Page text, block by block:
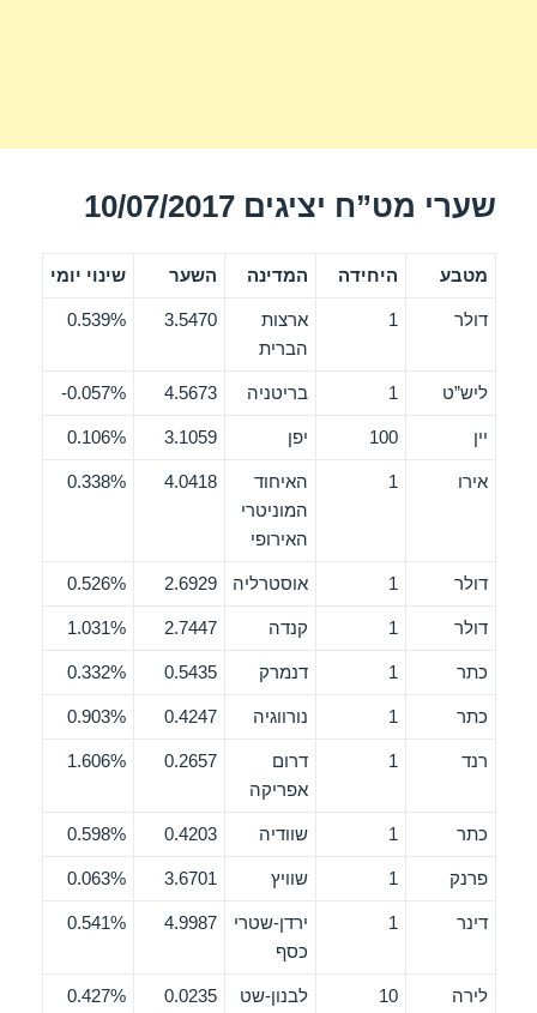
שערי מט”ח יציגים 10/07/2017
מטבע היחידה המדינה השער שינוי יומי
דולר 1
ארצות
הברית
3.5470
0.539%
ליש”ט 1 בריטניה 4.5673
0.057%-
יין 100 יפן 3.1059
0.106%
אירו 1
האיחוד
המוניטרי
האירופי
4.0418
0.338%
דולר 1 אוסטרליה 2.6929
0.526%
דולר 1 קנדה 2.7447
1.031%
כתר 1 דנמרק 0.5435
0.332%
כתר 1 נורווגיה 0.4247
0.903%
רנד 1
דרום
אפריקה
0.2657
1.606%
כתר 1 שוודיה 0.4203
0.598%
פרנק 1 שוויץ 3.6701
0.063%
דינר 1
ירדן-שטרי
כסף
4.9987
0.541%
לירה 10
לבנון-שט
0.0235
0.427%